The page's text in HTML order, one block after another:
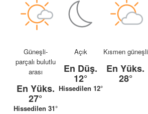
Güneşli-
parçalı bulutlu
arası
En Yüks.
27°
Hissedilen 31°
Açık
En Düş.
12°
Hissedilen 12°
Kısmen güneşli
En Yüks.
28°